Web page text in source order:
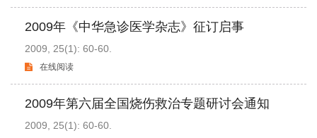
2009年《中华急诊医学杂志》征订启事
2009, 25(1): 60-60.
在线阅读
2009年第六届全国烧伤救治专题研讨会通知
2009, 25(1): 60-60.